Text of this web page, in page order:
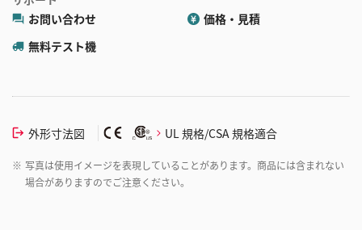
お問い合わせ
価格・見積
無料テスト機
外形寸法図 UL 規格/CSA 規格適合
※ 写真は使用イメージを表現していることがあります。商品には含まれない
場合がありますのでご注意ください。